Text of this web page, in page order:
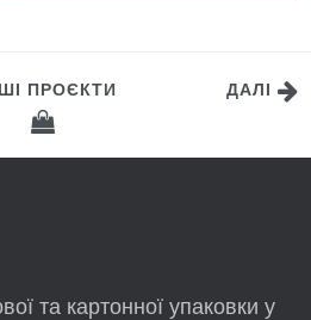
ПРОЄКТИ ДАЛІ
та картонної упаковки у